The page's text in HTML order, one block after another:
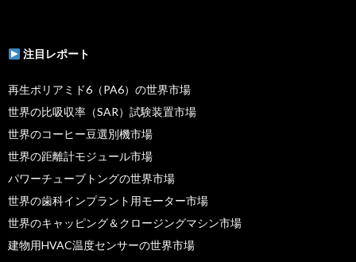
注目レポート
再生ポリアミド6（PA6）の世界市場
世界の比吸収率（SAR）試験装置市場
世界のコーヒー豆選別機市場
世界の距離計モジュール市場
パワーチューブトングの世界市場
世界の歯科インプラント用モーター市場
世界のキャッピング＆クロージングマシン市場
建物用HVAC温度センサーの世界市場